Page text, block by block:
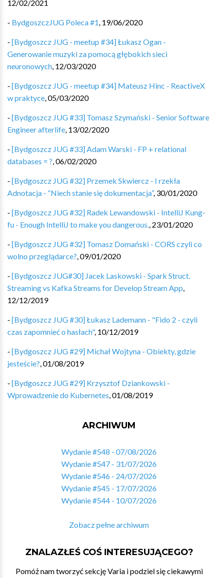
12/02/2021
- BydgoszczJUG Poleca #1, 19/06/2020
- [Bydgoszcz JUG - meetup #34] Łukasz Ogan -
Generowanie muzyki za pomocą głębokich sieci
neuronowych, 12/03/2020
- [Bydgoszcz JUG - meetup #34] Mateusz Hinc - ReactiveX
w praktyce,05/03/2020
- [Bydgoszcz JUG #33] Tomasz Szymański - Senior Software
Engineer afterlife, 13/02/2020
- [Bydgoszcz JUG #33] Adam Warski - FP + relational
databases = ?,06/02/2020
- [Bydgoszcz JUG #32] Przemek Skwiercz - I rzekła
Adnotacja - “Niech stanie się dokumentacja”, 30/01/2020
- [Bydgoszcz JUG #32] Radek Lewandowski - IntelliJ Kung-
fu - Enough IntelliJ to make you dangerous., 23/01/2020
- [Bydgoszcz JUG #32] Tomasz Domański - CORS czyli co
wolno przeglądarce?,09/01/2020
- [Bydgoszcz JUG#30] Jacek Laskowski - Spark Struct.
Streaming vs Kafka Streams for Develop Stream App,
12/12/2019
- [Bydgoszcz JUG #30] Łukasz Lademann - "Fido 2 - czyli
czas zapomnieć o hasłach", 10/12/2019
- [Bydgoszcz JUG #29] Michał Wojtyna - Obiekty, gdzie
jesteście?,01/08/2019
- [Bydgoszcz JUG #29] Krzysztof Dziankowski -
Wprowadzenie do Kubernetes,01/08/2019
ARCHIWUM
Wydanie #548 - 07/08/2026
Wydanie #547 - 31/07/2026
Wydanie #546 - 24/07/2026
Wydanie #545 - 17/07/2026
Wydanie #544 - 10/07/2026
Zobacz pełne archiwum
ZNALAZŁEŚ COŚ INTERESUJĄCEGO?
Pomóż nam tworzyć sekcję Varia i podziel się ciekawymi